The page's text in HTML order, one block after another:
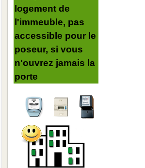
logement de
l'immeuble, pas
accessible pour le
poseur, si vous
n'ouvrez jamais la
porte